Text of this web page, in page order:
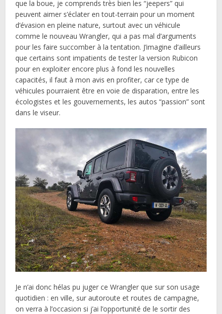
que la boue, je comprends très bien les “jeepers” qui
peuvent aimer s’éclater en tout-terrain pour un moment
d’évasion en pleine nature, surtout avec un véhicule
comme le nouveau Wrangler, qui a pas mal d’arguments
pour les faire succomber à la tentation. J’imagine d’ailleurs
que certains sont impatients de tester la version Rubicon
pour en exploiter encore plus à fond les nouvelles
capacités, il faut à mon avis en profiter, car ce type de
véhicules pourraient être en voie de disparation, entre les
écologistes et les gouvernements, les autos “passion” sont
dans le viseur.
Je n’ai donc hélas pu juger ce Wrangler que sur son usage
quotidien : en ville, sur autoroute et routes de campagne,
on verra à l’occasion si j’ai l’opportunité de le sortir des